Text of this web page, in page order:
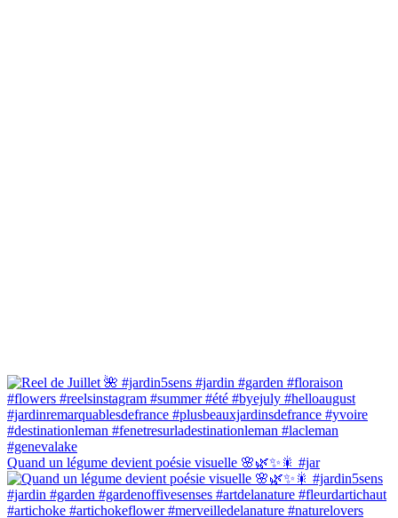
Quand un légume devient poésie visuelle 🌸🌿✨🎇 #jar